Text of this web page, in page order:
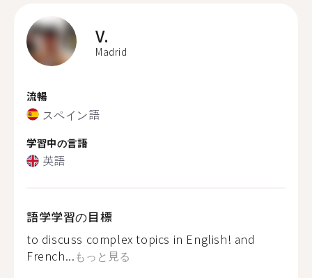
V.
Madrid
流暢
スペイン語
学習中の言語
英語
語学学習の目標
to discuss complex topics in English! and
French...もっと見る